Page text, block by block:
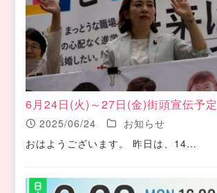
6月24日(火)～27日(金)街頭宣伝予定
2025/06/24
お知らせ
おはようございます。 昨日は、14…